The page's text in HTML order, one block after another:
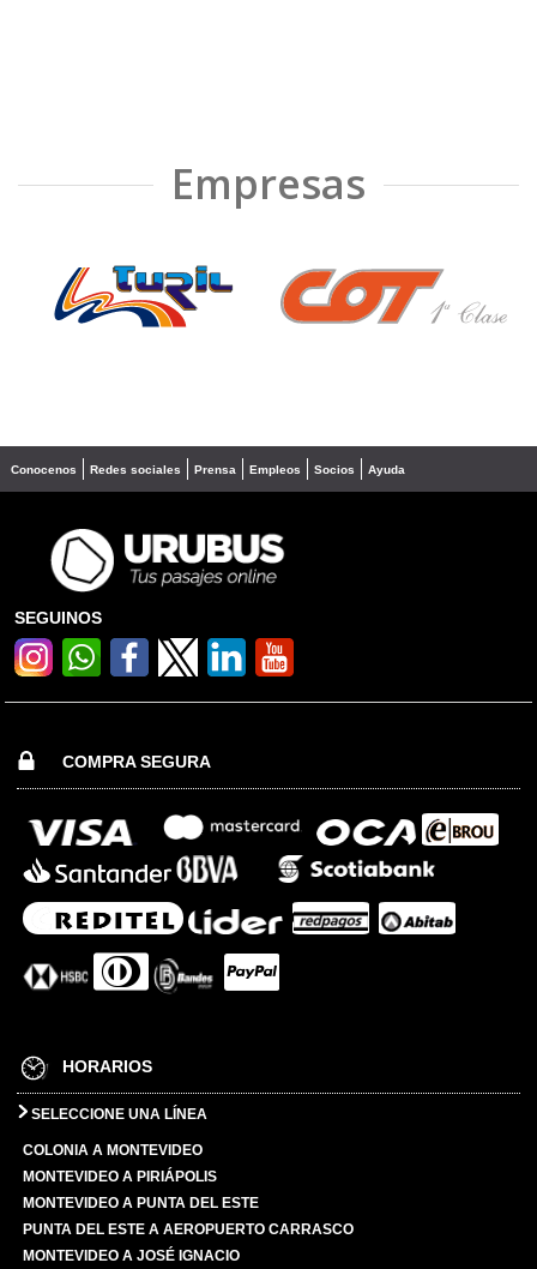
Empresas
❮ ❯
Conocenos Redes sociales Prensa Empleos Socios Ayuda
SEGUINOS
COMPRA SEGURA
HORARIOS
SELECCIONE UNA LÍNEA
COLONIA A MONTEVIDEO
MONTEVIDEO A PIRIÁPOLIS
MONTEVIDEO A PUNTA DEL ESTE
PUNTA DEL ESTE A AEROPUERTO CARRASCO
MONTEVIDEO A JOSÉ IGNACIO